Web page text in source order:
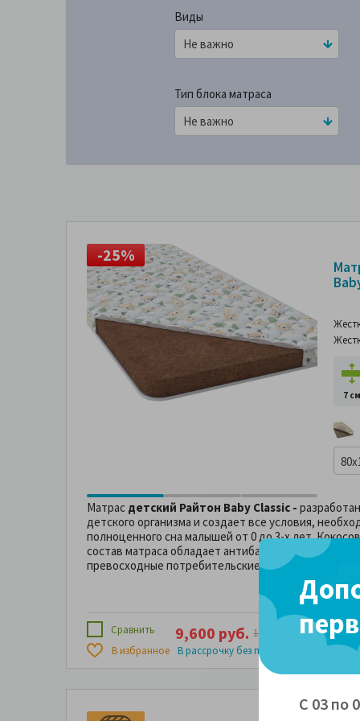
Виды
Тип блока матраса
-25%
7 см
Матрас детский Райтон Baby Classic -
детского организма и создает все условия,
полноценного сна малышей от 0 до 3-х лет.
состав матраса обладает антибактериальным
превосходные потребительские свойства на
Сравнить
В избранное
9,600 руб. 12,800 руб. 4 х2,400
В рассрочку без переплаты за 800 руб.
С 03 по